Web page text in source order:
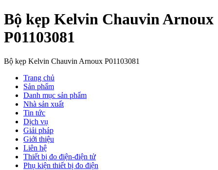
Bộ kẹp Kelvin Chauvin Arnoux
P01103081
Bộ kẹp Kelvin Chauvin Arnoux P01103081
Trang chủ
Sản phẩm
Danh mục sản phẩm
Nhà sản xuất
Tin tức
Dịch vụ
Giải pháp
Giới thiệu
Liên hệ
Thiết bị đo điện-điện tử
Phụ kiện thiết bị đo điện